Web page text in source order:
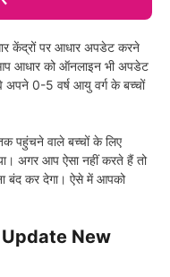
केंद्रों पर आधार अपडेट करने
आधार को ऑनलाइन भी अपडेट
0-5 वर्ष आयु वर्ग के बच्चों
पहुंचने वाले बच्चों के लिए
अगर आप ऐसा नहीं करते हैं तो
बंद कर देगा। ऐसे में आपको
Update New